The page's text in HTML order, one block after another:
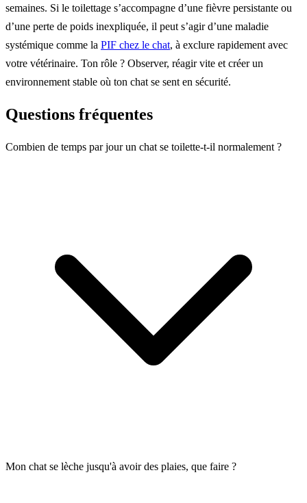
semaines. Si le toilettage s’accompagne d’une fièvre persistante ou
d’une perte de poids inexpliquée, il peut s’agir d’une maladie
systémique comme la PIF chez le chat, à exclure rapidement avec
votre vétérinaire. Ton rôle ? Observer, réagir vite et créer un
environnement stable où ton chat se sent en sécurité.
Questions fréquentes
Combien de temps par jour un chat se toilette-t-il normalement ?
Mon chat se lèche jusqu'à avoir des plaies, que faire ?